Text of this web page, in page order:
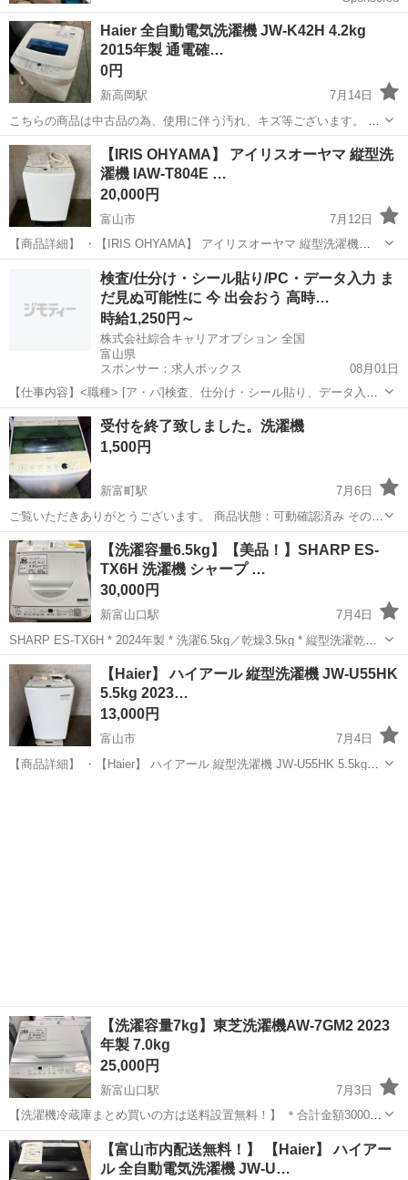
Haier 全自動電気洗濯機 JW-K42H 4.2kg
2015年製 通電確…
0円
新高岡駅
7月14日
こちらの商品は中古品の為、使用に伴う汚れ、キズ等ございます。 ご
理解のある方のみご購入お願いいたします。 ※気になる事がございま
したら、お気軽にメール下さい。 ※商品を見てから購入可能です。
〇待...
富山 高岡市 生活家電 商品
【IRIS OHYAMA】 アイリスオーヤマ 縦型洗
濯機 IAW-T804E …
20,000円
富山市
7月12日
【商品詳細】 ・【IRIS OHYAMA】 アイリスオーヤマ 縦型洗濯機
IAW-T804E 8.0kg 2024年製 動作確認済み 電気洗濯 生活家電 洗濯機
ホワイト A2624 ・動作確認済みになります...
富山市 生活家電
検査/仕分け・シール貼り/PC・データ入力 ま
だ見ぬ可能性に 今 出会おう 高時…
時給1,250円～
株式会社綜合キャリアオプション 全国
富山県
スポンサー：求人ボックス
08月01日
【仕事内容】<職種> [ア・パ]検査、仕分け・シール貼り、データ入
力、タイピング(PC・パソコン・インターネット) <雇用形態> アルバ
イト・パート <給与> [ア・パ]時給1,250円～ 交通費:一部支給 日払い
OK!/ ご紹介...
アルバイト・パート
受付を終了致しました。洗濯機
1,500円
新富町駅
7月6日
ご覧いただきありがとうございます。 商品状態：可動確認済み その他
外装につきましては 写真にてご確認下さい。 保管、使用に伴い傷汚れ
があるかもお買い得価格にて出品いたします。 写真を参考下さい。
可動確認済み ※中古商...
富山 富山市 新富町駅 生活家電
【洗濯容量6.5kg】【美品！】SHARP ES-
TX6H 洗濯機 シャープ …
30,000円
新富山口駅
7月4日
SHARP ES-TX6H * 2024年製 * 洗濯6.5kg／乾燥3.5kg * 縦型洗濯乾燥
機 * 穴なし槽（黒カビが入りにくく節水） * 槽クリーン・時短コー
ス・ほぐし運転搭載 【洗濯機冷蔵庫まとめ買いの方は...
富山 富山市 新富山口駅 生活家電 階段
【Haier】 ハイアール 縦型洗濯機 JW-U55HK
5.5kg 2023…
13,000円
富山市
7月4日
【商品詳細】 ・【Haier】 ハイアール 縦型洗濯機 JW-U55HK 5.5kg
【洗濯容量7kg】東芝洗濯機AW-7GM2 2023
年製 7.0kg
25,000円
新富山口駅
7月3日
【洗濯機冷蔵庫まとめ買いの方は送料設置無料！】 ＊合計金額30000
円以上 安心の1ヶ月保証！ 購入頂いてから、1ヶ月間は保証対象期間に
しております。 ＊エアコンに関しては保証対象外になります。 ⭐️プロ
フィールをお読...
富山 富山市 新富山口駅 生活家電
【富山市内配送無料！】 【Haier】 ハイアー
ル 全自動電気洗濯機 JW-U…